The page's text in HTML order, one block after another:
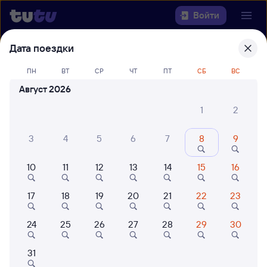
Войти
Выберите день, чтобы найти
билеты Междуреченск — Пермь-2
Откуда
Кто едет
Найти поезда
Дата поездки
ПН ВТ СР ЧТ ПТ СБ ВС
Август 2026
1
2
3 4 5 6 7 8 9
10 11 12 13 14 15 16
17 18 19 20 21 22 23
24 25 26 27 28 29 30
31